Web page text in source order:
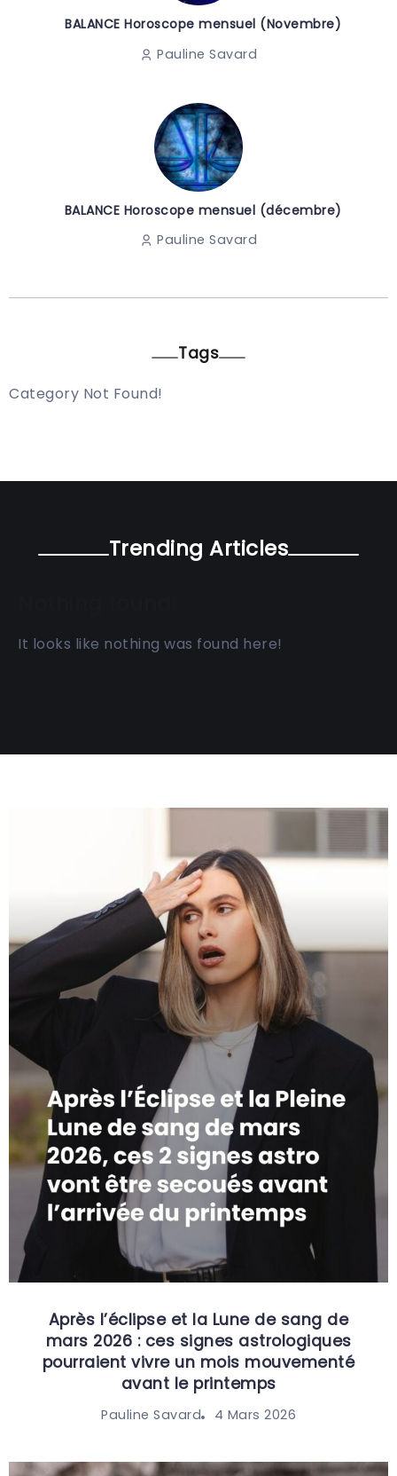
BALANCE Horoscope mensuel (Novembre)
Pauline Savard
BALANCE Horoscope mensuel (décembre)
Pauline Savard
Tags
Category Not Found!
Trending Articles
It looks like nothing was found here!
Après l’éclipse et la Lune de sang de
mars 2026 : ces signes astrologiques
pourraient vivre un mois mouvementé
avant le printemps
Pauline Savard 4 Mars 2026